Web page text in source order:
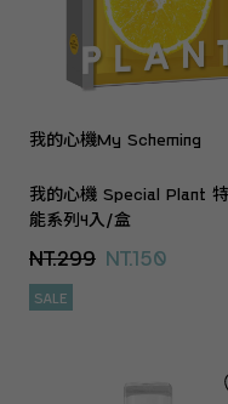
我的心機My Scheming
我的心機 Special Plant
能系列4入/盒
NT.299 NT.150
SALE